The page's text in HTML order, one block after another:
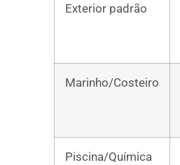
Exterior padrão
Marinho/Costeiro
Piscina/Química